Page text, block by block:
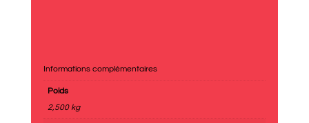
Informations complémentaires
Poids
2,500 kg